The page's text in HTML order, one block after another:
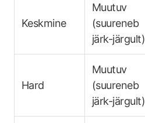
Keskmine
Muutuv
(suureneb
järk-järgult)
Hard
Muutuv
(suureneb
järk-järgult)